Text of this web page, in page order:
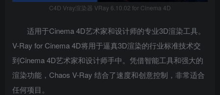
C4D Vray渲染器 VRay 6.10.02 for Cinema 4D
适用于Cinema 4D艺术家和设计师的专业3D渲染工具。
V-Ray for Cinema 4D将用于逼真3D渲染的行业标准技术交
到Cinema 4D艺术家和设计师手中。凭借智能工具和强大的
渲染功能，Chaos V-Ray 结合了速度和创意控制，非常适合
任何项目。